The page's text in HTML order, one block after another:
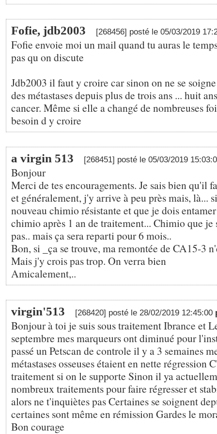
Fofie, jdb2003 [268456] posté le 05/03/2019
Fofie envoie moi un mail quand tu auras le
pas qu on discute
Jdb2003 il faut y croire car sinon on ne se
des métastases depuis plus de trois ans ... huit
cancer. Même si elle a changé de nombreuses
besoin d y croire
a virgin 513 [268451] posté le 05/03/2019
Bonjour
Merci de tes encouragements. Je sais bien qu'il
et généralement, j'y arrive à peu près mais, là...
nouveau chimio résistante et que je dois
chimio après 1 an de traitement... Chimio que
pas.. mais ça sera reparti pour 6 mois..
Bon, si _ça se trouve, ma remontée de CA15-3
Mais j'y crois pas trop. On verra bien
Amicalement,..
virgin'513 [268420] posté le 28/02/2019 12:45:00
Bonjour à toi je suis sous traitement Ibrance et
septembre mes marqueurs ont diminué pour
passé un Petscan de controle il y a 3 semaines
métastases osseuses étaient en nette régression
traitement si on le supporte Sinon il ya
nombreux traitements pour faire régresser et
alors ne t'inquiètes pas Certaines se soignent
certaines sont même en rémission Gardes le
Bon courage